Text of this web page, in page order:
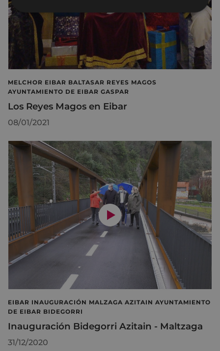
MELCHOR EIBAR BALTASAR REYES MAGOS
AYUNTAMIENTO DE EIBAR GASPAR
Los Reyes Magos en Eibar
08/01/2021
EIBAR INAUGURACIÓN MALZAGA AZITAIN AYUNTAMIENTO
DE EIBAR BIDEGORRI
Inauguración Bidegorri Azitain - Maltzaga
31/12/2020